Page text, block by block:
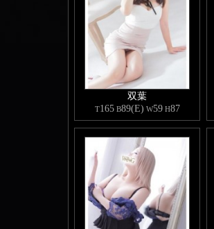
双葉
T165 B89(E) W59 H87